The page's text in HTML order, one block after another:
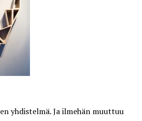
yhdistelmä. Ja ilmehän muuttuu